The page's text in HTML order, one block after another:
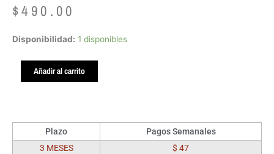
$490.00
Disponibilidad: 1 disponibles
Lonchera
Añadir al carrito
Plazo
Pagos Semanales
3 MESES
$ 47